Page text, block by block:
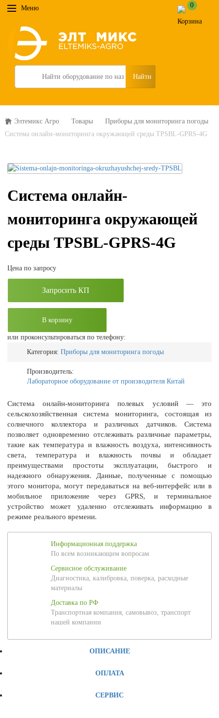
Меню 0
Search
Элтемикс Агро Товары
Приборы для мониторинга погоды
Система онлайн-мониторинга окружающей среды TPSBL-GPRS-4G
Система онлайн-
мониторинга окружающей
среды TPSBL-GPRS-4G
Цена по запросу
Запросить КП
В корзину
или проконсультироваться по телефону:
Категория: Приборы для мониторинга погоды
Производитель:
Лабораторное оборудование от производителя Китай
Система онлайн-мониторинга полевых условий — это
сельскохозяйственная система мониторинга, состоящая из
солнечного коллектора и различных датчиков. Система
позволяет одновременно отслеживать различные параметры,
такие как температура и влажность воздуха, интенсивность
света, температура и влажность почвы и обладает
преимуществами простоты эксплуатации, быстрого и
надежного обнаружения. Данные, полученные с помощью
этого монитора, могут передаваться на веб-интерфейс или в
мобильное приложение через GPRS, и терминальное
устройство может удаленно отслеживать информацию в
режиме реального времени.
Информационная поддержка
По всем возникающим вопросам
Сервисное обслуживание
Диагностика, калибровка, поверка, расходные
материалы
Доставка по РФ
Транспортная компания, самовывоз, транспорт
нашей компании
ОПИСАНИЕ
ОПЛАТА
СЕРВИС